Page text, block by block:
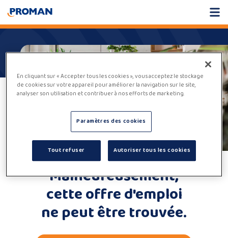
Malheureusement,
cette offre d'emploi
ne peut être trouvée.
En cliquant sur « Accepter tous les cookies », vous acceptez le stockage
de cookies sur votre appareil pour améliorer la navigation sur le site,
analyser son utilisation et contribuer à nos efforts de marketing.
Paramètres des cookies
Tout refuser Autoriser tous les cookies